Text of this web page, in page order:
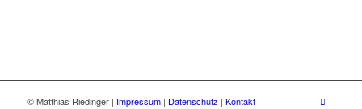
© Matthias Riedinger | Impressum| Datenschutz | Kontakt